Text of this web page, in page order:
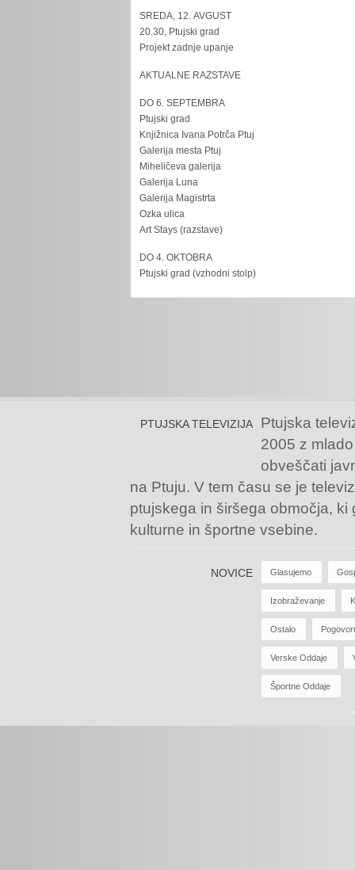
SREDA, 12. AVGUST
20.30, Ptujski grad
Projekt zadnje upanje
AKTUALNE RAZSTAVE
DO 6. SEPTEMBRA
Ptujski grad
Knjižnica Ivana Potrča Ptuj
Galerija mesta Ptuj
Miheličeva galerija
Galerija Luna
Galerija Magistrta
Ozka ulica
Art Stays (razstave)
DO 4. OKTOBRA
Ptujski grad (vzhodni stolp)
PTUJSKA TELEVIZIJA
Ptujska
2005 z
obveščati
na Ptuju. V tem času se je
ptujskega in širšega območja,
kulturne in športne vsebine.
NOVICE Glasujemo
Izobraževanje
Ostalo
Verske Oddaje
Športne Oddaje